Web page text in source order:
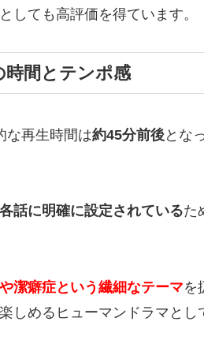
としても高評価を得ています。
時間とテンポ感
な再生時間は約45分前後とな
話に明確に設定されているた
潔癖症という繊細なテーマを
しめるヒューマンドラマとし